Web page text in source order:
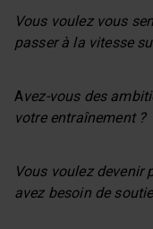
Vous voulez vous
passer à la vitesse
Avez-vous des
votre entraînement ?
Vous voulez
avez besoin de